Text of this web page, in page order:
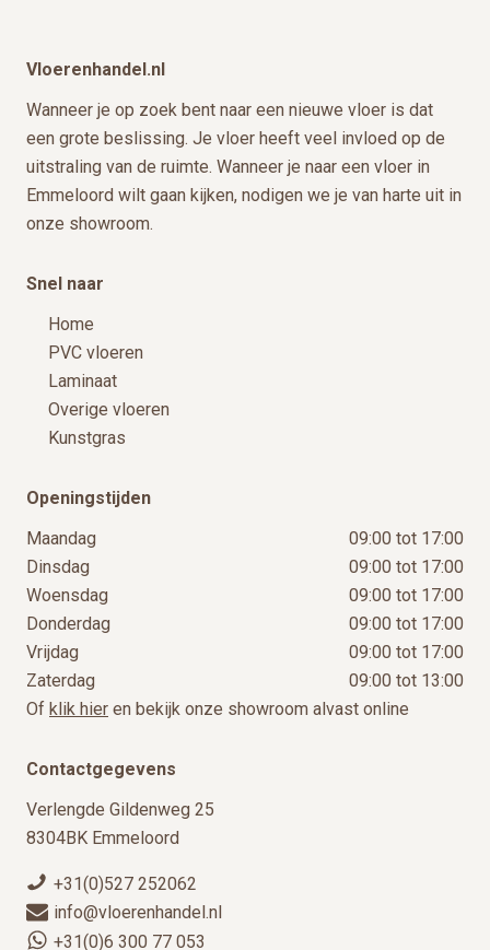
Vloerenhandel.nl
Wanneer je op zoek bent naar een nieuwe vloer is dat
een grote beslissing. Je vloer heeft veel invloed op de
uitstraling van de ruimte. Wanneer je naar een vloer in
Emmeloord wilt gaan kijken, nodigen we je van harte uit in
onze showroom.
Snel naar
Home
PVC vloeren
Laminaat
Overige vloeren
Kunstgras
Openingstijden
Maandag
09:00 tot 17:00
Dinsdag
09:00 tot 17:00
Woensdag
09:00 tot 17:00
Donderdag
09:00 tot 17:00
Vrijdag
09:00 tot 17:00
Zaterdag
09:00 tot 13:00
Of klik hier en bekijk onze showroom alvast online
Contactgegevens
Verlengde Gildenweg 25
8304BK Emmeloord
+31(0)527 252062
info@vloerenhandel.nl
+31(0)6 300 77 053